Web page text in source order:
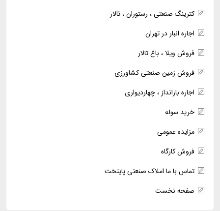
کترینگ صنعتی ، رستوران ، تالار
اجاره انبار در تهران
فروش ویلا ، باغ تالار
فروش زمین صنعتی کشاورزی
اجاره بارانداز ، چهاردیواری
خرید سوله
مزایده عمومی
فروش کارگاه
تماس با ما املاک صنعتی پایتخت
صفحه نخست